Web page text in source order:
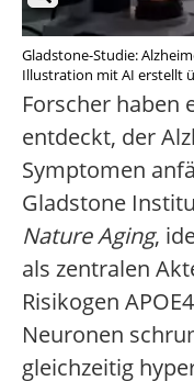
Gladstone-Studie:
Illustration mit AI erstellt
Forscher haben
entdeckt, der
Symptomen
Gladstone
Nature Aging,
als zentralen
Risikogen
Neuronen
gleichzeitig